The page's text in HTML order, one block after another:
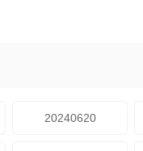
20240620